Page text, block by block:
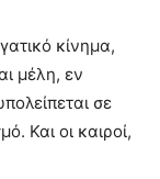
κίνημα,
μέλη, εν
σε
Και οι καιροί,